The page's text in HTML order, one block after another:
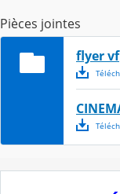
Pièces jointes
flyer vf